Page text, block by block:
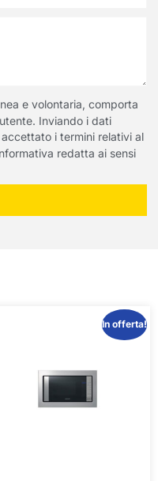
e volontaria, comporta
Inviando i dati
i termini relativi al
redatta ai sensi
In offerta!